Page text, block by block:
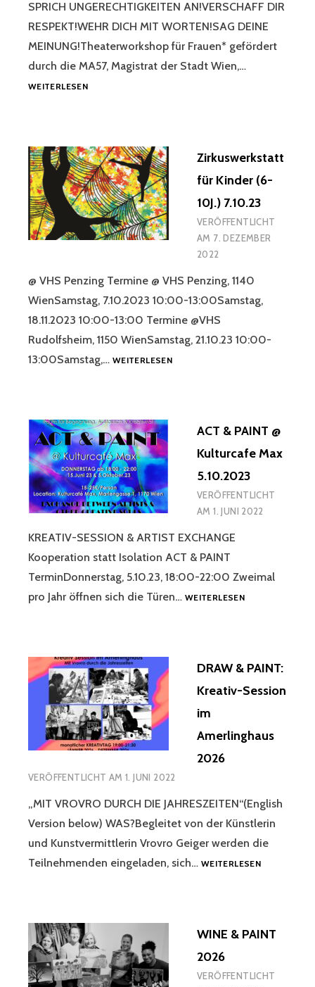
SPRICH UNGERECHTIGKEITEN AN!VERSCHAFF DIR
RESPEKT!WEHR DICH MIT WORTEN!SAG DEINE
MEINUNG!Theaterworkshop für Frauen* gefördert
durch die MA57, Magistrat der Stadt Wien,…
WEITERLESENVERBAL
OKT.-
DEZ.
23
Zirkuswerkstatt
für Kinder (6-
10J.) 7.10.23
VERÖFFENTLICHT
AM 7. DEZEMBER
2022
@ VHS Penzing Termine @ VHS Penzing, 1140
WienSamstag, 7.10.2023 10:00-13:00Samstag,
18.11.2023 10:00-13:00 Termine @VHS
Rudolfsheim, 1150 WienSamstag, 21.10.23 10:00-
13:00Samstag,… WEITERLESENZIRKUSWERKSTATT
7.10.23ACT & PAINT @
Kulturcafe Max
5.10.2023
VERÖFFENTLICHT
AM1. JUNI 2022
KREATIV-SESSION & ARTIST EXCHANGE
Kooperation statt Isolation ACT & PAINT
TerminDonnerstag, 5.10.23, 18:00-22:00 Zweimal
pro Jahr öffnen sich die Türen… WEITERLESENACT
MAX
DRAW & PAINT:
Kreativ-Session
im
Amerlinghaus
2026
VERÖFFENTLICHT AM1. JUNI 2022
„MIT VROVRO DURCH DIE JAHRESZEITEN“(English
Version below) WAS?Begleitet von der Künstlerin
und Kunstvermittlerin Vrovro Geiger werden die
Teilnehmenden eingeladen, sich… WEITERLESENDRAW
IM
WINE & PAINT
2026
VERÖFFENTLICHT